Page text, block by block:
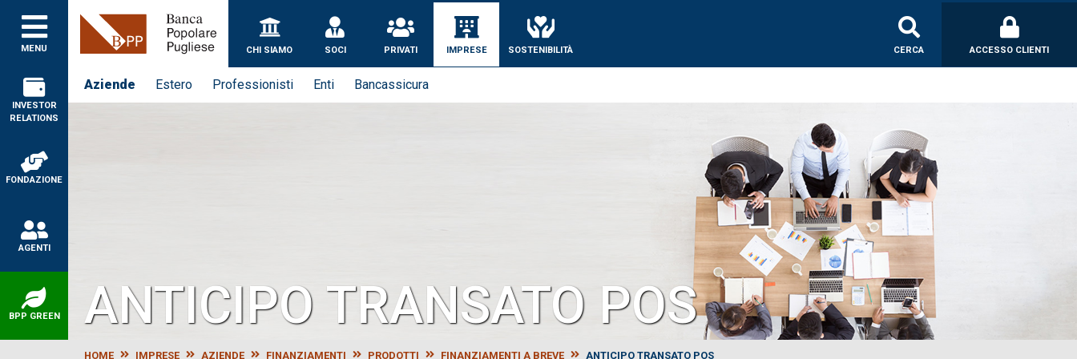
MENU
Banca Popolare Pugliese
CHI SIAMO SOCI PRIVATI IMPRESE SOSTENIBILITÀ
Aziende Estero Professionisti Enti Bancassicura
INVESTOR
RELATIONS
FONDAZIONE
AGENTI
BPP GREEN
CERCA ACCESSO CLIENTI
ANTICIPO TRANSATO POS
HOME IMPRESE AZIENDE FINANZIAMENTI PRODOTTI FINANZIAMENTI A BREVE ANTICIPO TRANSATO POS